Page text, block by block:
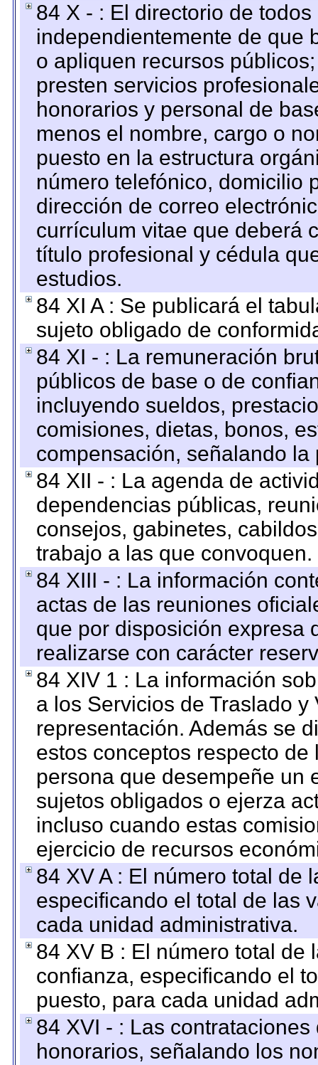
84 X - : El directorio de
independientemente de que
o apliquen recursos
presten servicios
honorarios y personal de
menos el nombre, cargo o
puesto en la estructura
número telefónico, domicilio
dirección de correo
currículum vitae que deberá
título profesional y cédula
estudios.
84 XI A : Se publicará el
sujeto obligado de
84 XI - : La remuneración
públicos de base o de
incluyendo sueldos,
comisiones, dietas, bonos,
compensación, señalando
84 XII - : La agenda de
dependencias públicas,
consejos, gabinetes,
trabajo a las que convoquen.
84 XIII - : La información
actas de las reuniones
que por disposición expresa
realizarse con carácter
84 XIV 1 : La información
a los Servicios de Traslado
representación. Además se
estos conceptos respecto
persona que desempeñe un
sujetos obligados o ejerza
incluso cuando estas
ejercicio de recursos
84 XV A : El número total de
especificando el total de las
cada unidad administrativa.
84 XV B : El número total de
confianza, especificando el
puesto, para cada unidad
84 XVI - : Las
honorarios, señalando los